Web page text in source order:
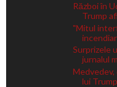
Război în
Trump
"Mitul
incendiar
Surprizele
jurnalul
Medvedev,
lui